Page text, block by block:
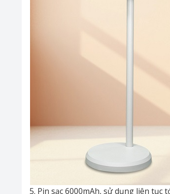
5. Pin sạc 6000mAh, sử dụng liên tục